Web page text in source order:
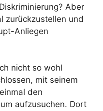
Aber
zurückzustellen und
Anliegen
nicht so wohl
mit seinem
den
aufzusuchen. Dort